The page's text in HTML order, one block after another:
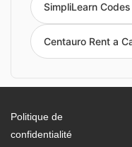
SimpliLearn
Centauro Rent a
Politique de
confidentialité